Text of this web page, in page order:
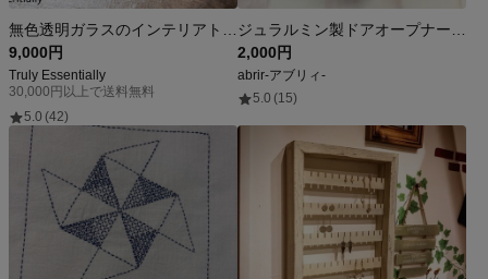
9,000円
Truly Essentially
30,000円以上で送料無料
5.0 (42)
2,000円
abrir-アブリィ-
5.0 (15)